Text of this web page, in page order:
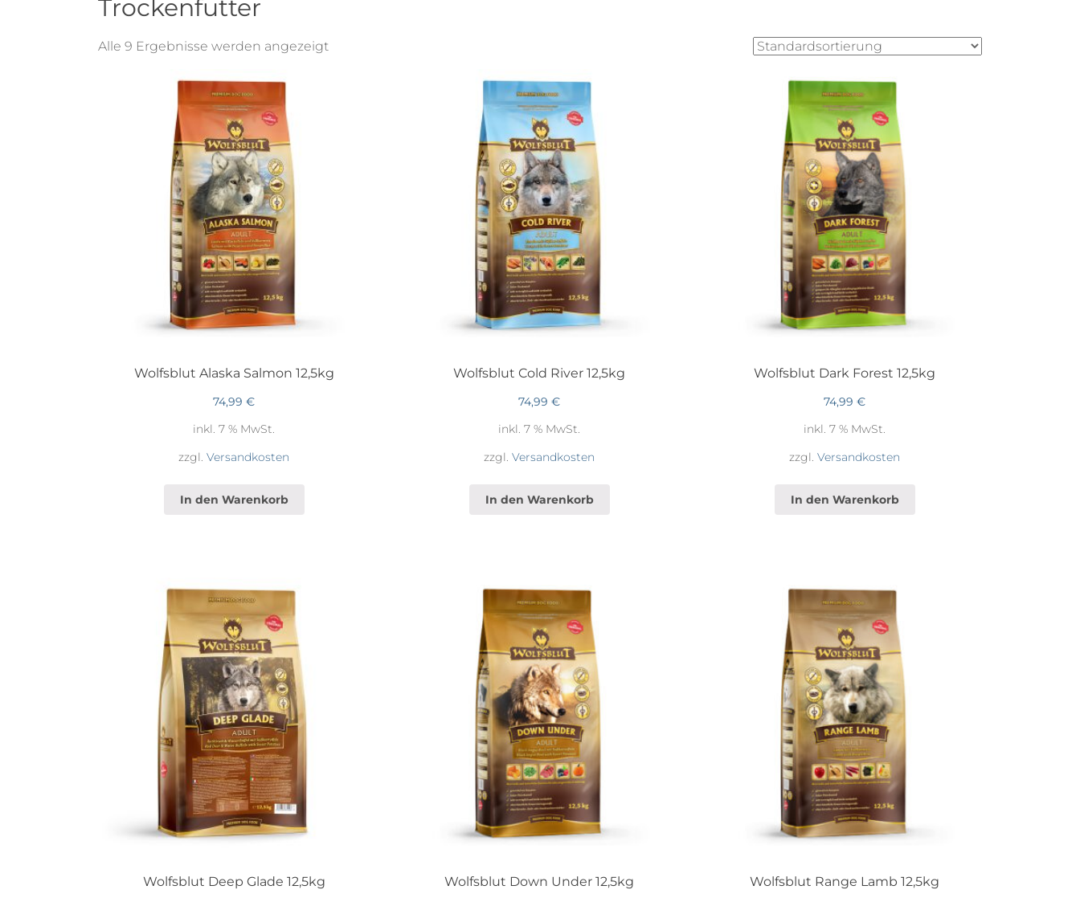
Trockenfutter
Alle 9 Ergebnisse werden angezeigt
Wolfsblut Alaska Salmon 12,5kg
74,99€
inkl. 7 % MwSt.
zzgl.Versandkosten
In den Warenkorb
Wolfsblut Cold River 12,5kg
74,99€
inkl. 7 % MwSt.
zzgl.Versandkosten
In den Warenkorb
Wolfsblut Dark Forest 12,5kg
74,99€
inkl. 7 % MwSt.
zzgl.Versandkosten
In den Warenkorb
Wolfsblut Deep Glade 12,5kg Wolfsblut Down Under 12,5kg Wolfsblut Range Lamb 12,5kg